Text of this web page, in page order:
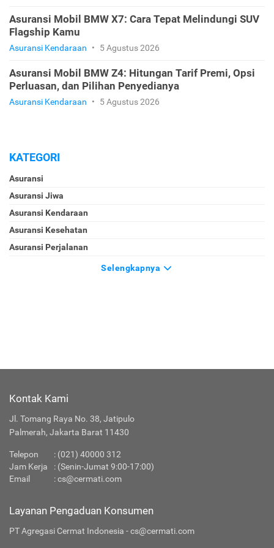
Asuransi Mobil BMW X7: Cara Tepat Melindungi SUV
Flagship Kamu
Asuransi Kendaraan • 5 Agustus 2026
Asuransi Mobil BMW Z4: Hitungan Tarif Premi, Opsi
Perluasan, dan Pilihan Penyedianya
Asuransi Kendaraan • 5 Agustus 2026
KATEGORI
Asuransi
Asuransi Jiwa
Asuransi Kendaraan
Asuransi Kesehatan
Asuransi Perjalanan
Selengkapnya
Kontak Kami
Jl. Tomang Raya No. 38, Jatipulo
Palmerah, Jakarta Barat 11430
Telepon : (021) 40000 312
Jam Kerja
: (Senin-Jumat 9:00-17:00)
Email
:cs@cermati.com
Layanan Pengaduan Konsumen
PT Agregasi Cermat Indonesia - cs@cermati.com